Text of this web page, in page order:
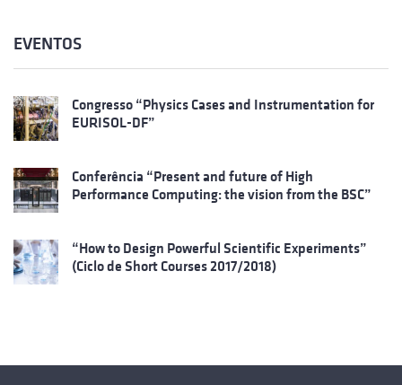
EVENTOS
Congresso “Physics Cases and Instrumentation for
EURISOL-DF”
Conferência “Present and future of High
Performance Computing: the vision from the BSC”
“How to Design Powerful Scientific Experiments”
(Ciclo de Short Courses 2017/2018)